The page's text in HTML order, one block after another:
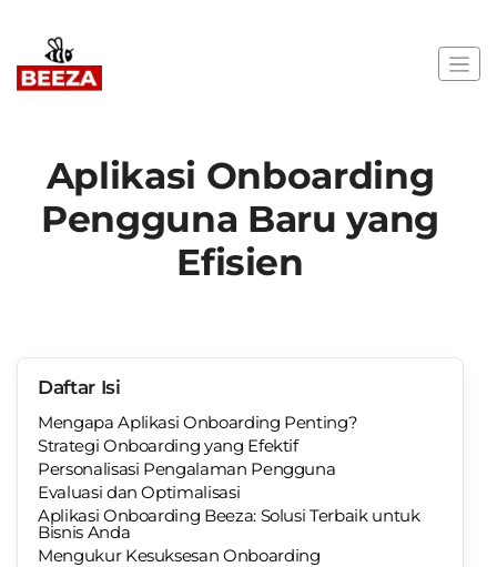
Aplikasi Onboarding
Pengguna Baru yang
Efisien
Daftar Isi
Mengapa Aplikasi Onboarding Penting?
Strategi Onboarding yang Efektif
Personalisasi Pengalaman Pengguna
Evaluasi dan Optimalisasi
Aplikasi Onboarding Beeza: Solusi Terbaik untuk
Bisnis Anda
Mengukur Kesuksesan Onboarding